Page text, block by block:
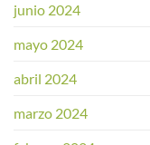
junio 2024
mayo 2024
abril 2024
marzo 2024